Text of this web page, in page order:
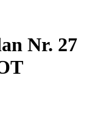
Nr. 27